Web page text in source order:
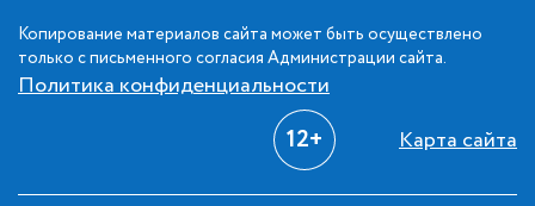
Копирование материалов сайта может быть осуществлено
только с письменного согласия Администрации сайта.
Политика конфиденциальности
12+ Карта сайта